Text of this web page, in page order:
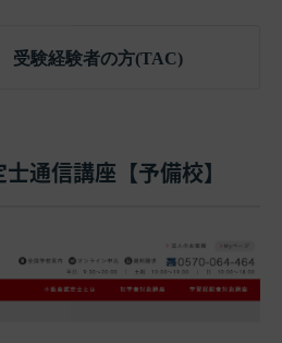
受験経験者の方(TAC)
通信講座【予備校】